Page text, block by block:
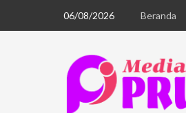
06/08/2026 Beranda